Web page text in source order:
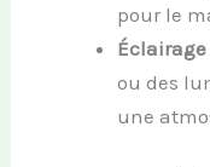
pour le
ou des
une